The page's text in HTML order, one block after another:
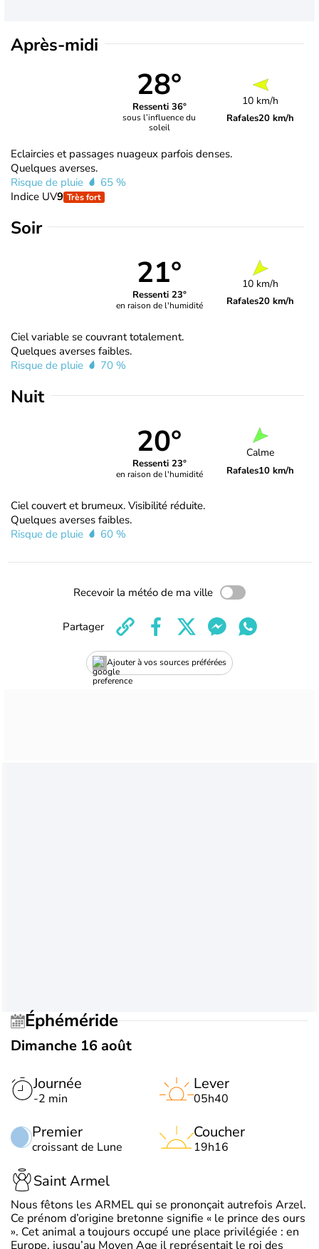
Après-midi
28°
Ressenti 36°
sous l’influence du
soleil
10 km/h
Rafales20 km/h
Eclaircies et passages nuageux parfois denses.
Quelques averses.
Risque de pluie
65 %
Indice UV9 Très fort
Soir
21°
Ressenti 23°
en raison de l'humidité
10 km/h
Rafales20 km/h
Ciel variable se couvrant totalement.
Quelques averses faibles.
Risque de pluie
70 %
Nuit
20°
Ressenti 23°
en raison de l'humidité
Calme
Rafales10 km/h
Ciel couvert et brumeux. Visibilité réduite.
Quelques averses faibles.
Risque de pluie
60 %
Recevoir la météo de ma ville
Ajouter à vos sources préférées
Partager
Éphéméride
Dimanche 16 août
Journée
-2 min
Premier
croissant de Lune
Lever
05h40
Coucher
19h16
Saint Armel
Nous fêtons les ARMEL qui se prononçait autrefois Arzel.
Ce prénom d’origine bretonne signifie « le prince des ours
». Cet animal a toujours occupé une place privilégiée : en
Europe, jusqu’au Moyen Age il représentait le roi des